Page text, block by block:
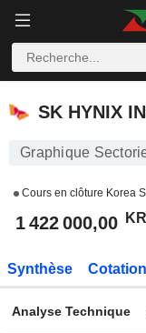
SK HYNIX INC.
SK HYNIX
Graphique
Cours en clôture Korea
1 422 000,00
Synthèse
Analyse Technique